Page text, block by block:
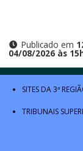
Publicado em
04/08/2026 às
SITES DA 3ª
TRIBUNAIS